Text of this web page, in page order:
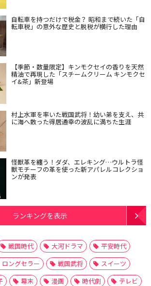
自転車を持つだけで税金？ 昭和まで続いた「自
転車税」の意外な歴史と脱税が横行した理由
【季節・数量限定】キンモクセイの香りを天然
精油で再現した「スチームクリーム キンモクセ
イ&茶」新登場
村上水軍を率いた戦国武将！幼い弟を支え、共
に海へ散った得居通幸の波乱に満ちた生涯
怪獣革を纏う！ダダ、エレキング…ウルトラ怪
獣モチーフの革を使った新アパレルコレクショ
ンが発表
ランキングを表示
戦国時代 大河ドラマ
平安時代
ロングセラー 戦国武将
スイーツ
幕末 漫画 時代劇
テレビ